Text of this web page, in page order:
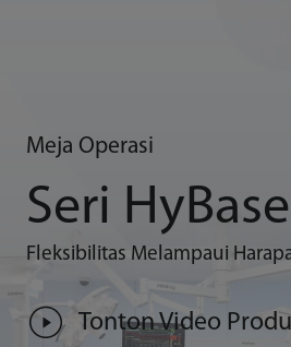
Meja Operasi
Seri
Fleksibilitas Melampaui
Tonton Video